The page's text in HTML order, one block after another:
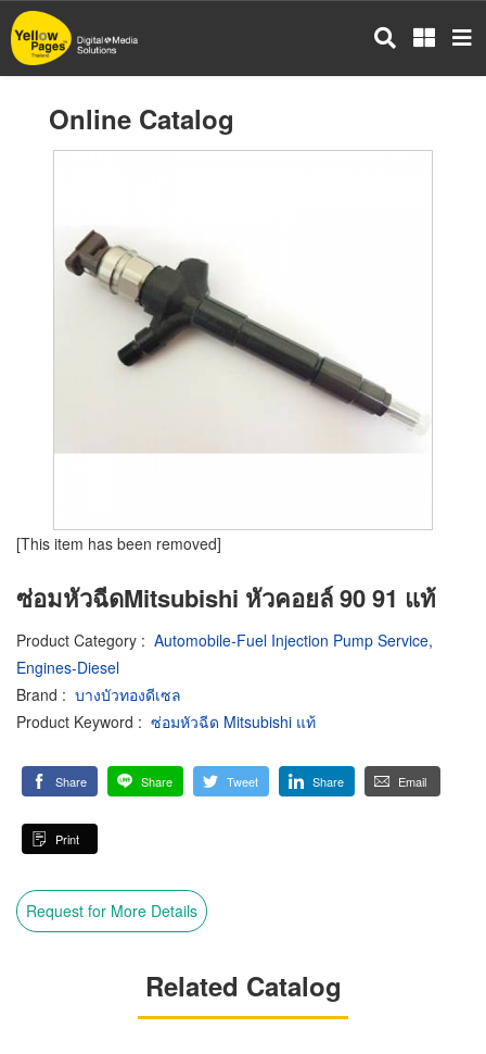
Skip
to
main
Online Catalog
[This item has been removed]
ซ่อมหัวฉีดMitsubishi หัวคอยล์ 90 91 แท้
Product Category : Automobile-Fuel Injection Pump Service,
Engines-Diesel
Brand : บางบัวทองดีเซล
Product Keyword : ซ่อมหัวฉีด Mitsubishi แท้
Share Share Tweet Share Email
Print
Request for More Details
Related Catalog